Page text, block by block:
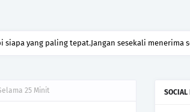
yang paling tepat.Jangan sesekali menerima
25 Minit SOCIAL